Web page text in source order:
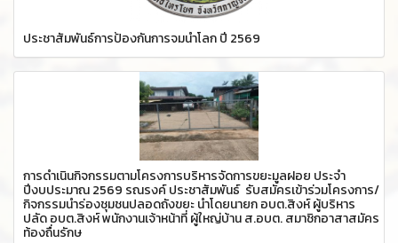
ประชาสัมพันธ์การป้องกันการจมน้ำโลก ปี 2569
การดำเนินกิจกรรมตามโครงการบริหารจัดการขยะมูลฝอย ประจำ
ปีงบประมาณ 2569 รณรงค์ ประชาสัมพันธ์ รับสมัครเข้าร่วมโครงการ/
กิจกรรมนำร่องชุมชนปลอดถังขยะ นำโดยนายก อบต.สิงห์ ผู้บริหาร
ปลัด อบต.สิงห์ พนักงานเจ้าหน้าที่ ผู้ใหญ่บ้าน ส.อบต. สมาชิกอาสาสมัคร
ท้องถื่นรักษ